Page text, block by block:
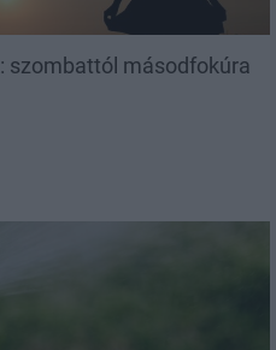
szombattól másodfokúra